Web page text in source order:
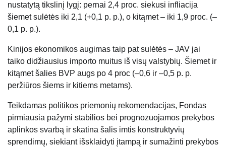
nustatytą tikslinį lygį: pernai 2,4 proc. siekusi infliacija
šiemet sulėtės iki 2,1 (+0,1 p. p.), o kitąmet – iki 1,9 proc. (–
0,1 p. p.).
Kinijos ekonomikos augimas taip pat sulėtės – JAV jai
taiko didžiausius importo muitus iš visų valstybių. Šiemet ir
kitąmet šalies BVP augs po 4 proc (–0,6 ir –0,5 p. p.
peržiūros šiems ir kitiems metams).
Teikdamas politikos priemonių rekomendacijas, Fondas
pirmiausia pažymi stabilios bei prognozuojamos prekybos
aplinkos svarbą ir skatina šalis imtis konstruktyvių
sprendimų, siekiant išsklaidyti įtampą ir sumažinti prekybos